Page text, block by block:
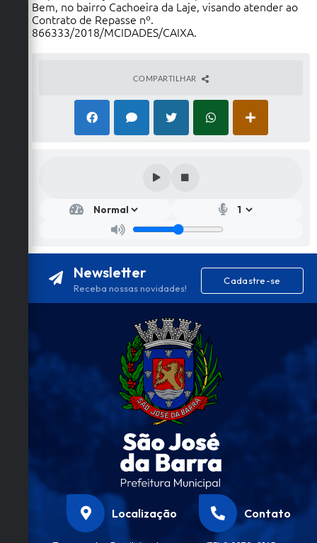
Bem, no bairro Cachoeira da Laje, visando atender ao
Contrato de Repasse nº.
866333/2018/MCIDADES/CAIXA.
COMPARTILHAR
Newsletter
Receba nossas novidades!
Cadastre-se
Localização Contato